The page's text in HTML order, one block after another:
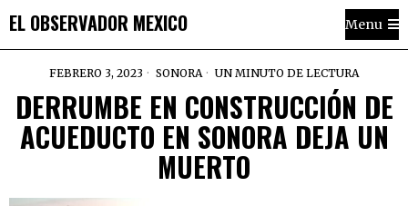
EL OBSERVADOR MEXICO Menu
FEBRERO 3, 2023 SONORA UN MINUTO DE LECTURA
DERRUMBE EN CONSTRUCCIÓN DE
ACUEDUCTO EN SONORA DEJA UN
MUERTO